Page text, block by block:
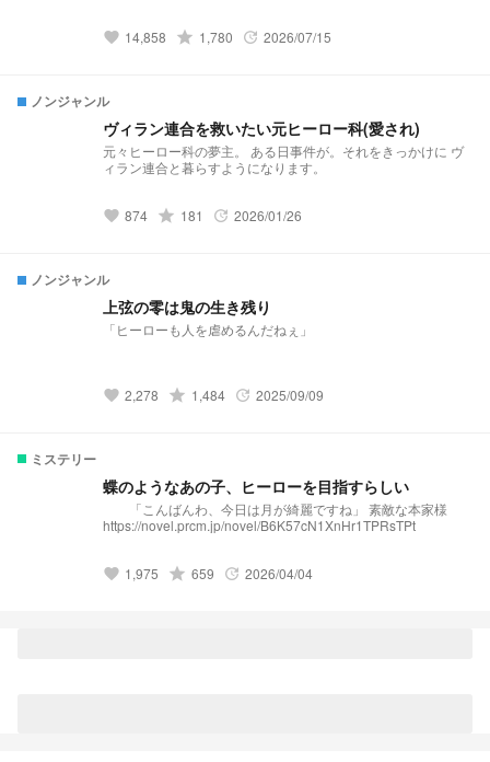
立っていられたら。 それだけでいい。 ※初期の文章が稚拙すぎ
favorite 14,858 grade 1,780 update 2026/07/15
ノンジャンル
ヴィラン連合を救いたい元ヒーロー科(愛され)
元々ヒーロー科の夢主。 ある日事件が。それをきっかけに ヴ
ィラン連合と暮らすようになります。
favorite 874 grade 181 update 2026/01/26
ノンジャンル
上弦の零は鬼の生き残り
「ヒーローも人を虐めるんだねぇ」
favorite 2,278 grade 1,484 update 2025/09/09
ミステリー
蝶のようなあの子、ヒーローを目指すらしい
「こんばんわ、今日は月が綺麗ですね」 素敵な本家様
https://novel.prcm.jp/novel/B6K57cN1XnHr1TPRsTPt
favorite 1,975 grade 659 update 2026/04/04